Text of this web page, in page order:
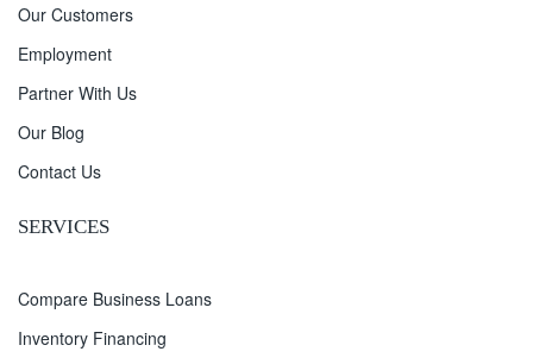
Our Customers
Employment
Partner With Us
Our Blog
Contact Us
SERVICES
Compare Business Loans
Inventory Financing